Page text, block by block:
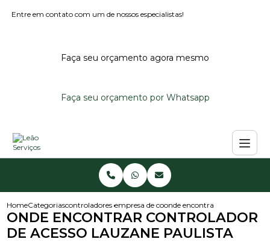
Entre em contato com um de nossos especialistas!
Faça seu orçamento agora mesmo
Faça seu orçamento por Whatsapp
HomeCategoriascontroladores de acessoempresa de controlador de acesso
onde encontrar controlador
ONDE ENCONTRAR CONTROLADOR
DE ACESSO LAUZANE PAULISTA